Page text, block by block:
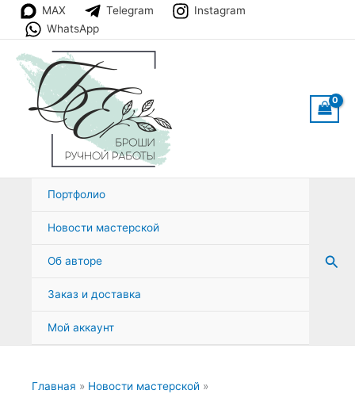
Перейти
содержимому
MAX Telegram
Instagram
WhatsApp
Портфолио
Новости мастерской
Об авторе
Заказ и доставка
Мой аккаунт
Главная
Новости мастерской